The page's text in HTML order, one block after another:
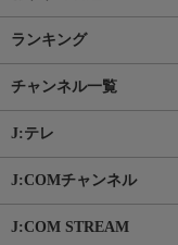
ランキング
チャンネル一覧
J:テレ
J:COMチャンネル
J:COM STREAM